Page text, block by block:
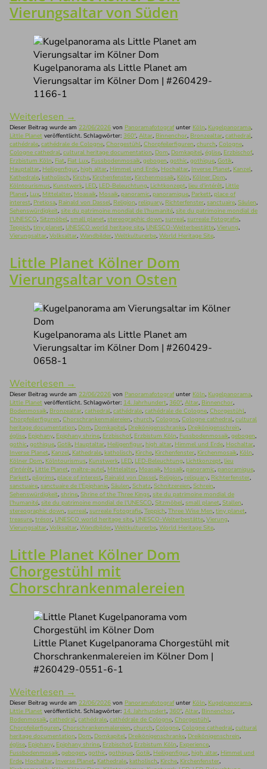
Vierungsaltar von Süden
Kugelpanorama als Little Planet am
Vierungsaltar im Kölner Dom | #260429-
1166-1
Weiterlesen →
Dieser Beitrag wurde am 22/06/2026 von Panoramafotografunter Köln, Kugelpanorama,
Little Planet veröffentlicht. Schlagwörter: 360°, Altar, Binnenchor, Bronzealtar, cathedral,
cathédrale, cathédrale de Cologne, Chorgestühl, Chorpfeilerfiguren, church, Cologne,
Cologne cathedral, cultural heritage documentation, Dom, Domkapitel, église, Erzbischof,
Erzbistum Köln, Fiat, Fiat Lux, Fussbodenmosaik, gebogen, gothic, gothique, Gotik,
Hauptaltar, Heiligenfigur, high altar, Himmel und Erde, Hochaltar, Inverse Planet, Kanzel,
Kathedrale, katholisch, Kirche, Kirchenfenster, Kirchenmosaik, Köln, Kölner Dom,
Kölntourismus, Kunstwerk, LED, LED-Beleuchtung, Lichtkonzept, lieu d'intérêt, Little
Planet, Lux, Mittelalter, Moasaik, Mosaik, panoramic, panoramique, Parkett, place of
interest, Pretiosa, Rainald von Dassel, Religion, reliquary, Richterfenster, sanctuaire, Säulen,
Sehenswürdigkeit, site du patrimoine mondial de l'humanité, site du patrimoine mondial de
l'UNESCO, Sitzmöbel, small planet, stereographic down, surreal, surreale Fotografie,
Teppich, tiny planet, UNESCO world heritage site, UNESCO-Welterbestätte, Vierung,
Vierungsaltar, Volksaltar, Wandbilder, Weltkulturerbe, World Heritage Site.
Little Planet Kölner Dom
Vierungsaltar von Osten
Kugelpanorama als Little Planet am
Vierungsaltar im Kölner Dom | #260429-
0658-1
Weiterlesen →
Dieser Beitrag wurde am 22/06/2026 von Panoramafotografunter Köln, Kugelpanorama,
Little Planet veröffentlicht. Schlagwörter: 14. Jahrhundert, 360°, Altar, Binnenchor,
Bodenmosaik, Bronzealtar, cathedral, cathédrale, cathédrale de Cologne, Chorgestühl,
Chorpfeilerfiguren, Chorschrankenmalereien, church, Cologne, Cologne cathedral, cultural
heritage documentation, Dom, Domkapitel, Dreikönigenschranke, Dreikönigenschrein,
église, Epiphany, Epiphany shrine, Erzbischof, Erzbistum Köln, Fussbodenmosaik, gebogen,
gothic, gothique, Gotik, Hauptaltar, Heiligenfigur, high altar, Himmel und Erde, Hochaltar,
Inverse Planet, Kanzel, Kathedrale, katholisch, Kirche, Kirchenfenster, Kirchenmosaik, Köln,
Kölner Dom, Kölntourismus, Kunstwerk, LED, LED-Beleuchtung, Lichtkonzept, lieu
d'intérêt, Little Planet, maître-autel, Mittelalter, Moasaik, Mosaik, panoramic, panoramique,
Parkett, pilgrims, place of interest, Rainald von Dassel, Religion, reliquary, Richterfenster,
sanctuaire, sanctuaire de l'Epiphanie, Säulen, Schatz, Schnitzereien, Schrein,
Sehenswürdigkeit, shrine, Shrine of the Three Kings, site du patrimoine mondial de
l'humanité, site du patrimoine mondial de l'UNESCO, Sitzmöbel, small planet, Stallen,
stereographic down, surreal, surreale Fotografie, Teppich, Three Wise Men, tiny planet,
treasure, trésor, UNESCO world heritage site, UNESCO-Welterbestätte, Vierung,
Vierungsaltar, Volksaltar, Wandbilder, Weltkulturerbe, World Heritage Site.
Little Planet Kölner Dom
Chorgestühl mit
Chorschrankenmalereien
Little Planet Kugelpanorama Chorgestühl mit
Chorschrankenmalereien im Kölner Dom |
#260429-0551-6-1
Weiterlesen →
Dieser Beitrag wurde am 22/06/2026 von Panoramafotografunter Köln, Kugelpanorama,
Little Planet veröffentlicht. Schlagwörter: 14. Jahrhundert, 360°, Altar, Binnenchor,
Bodenmosaik, cathedral, cathédrale, cathédrale de Cologne, Chorgestühl,
Chorpfeilerfiguren, Chorschrankenmalereien, church, Cologne, Cologne cathedral, cultural
heritage documentation, Dom, Domkapitel, Dreikönigenschranke, Dreikönigenschrein,
église, Epiphany, Epiphany shrine, Erzbischof, Erzbistum Köln, Experience,
Fussbodenmosaik, gebogen, gothic, gothique, Gotik, Heiligenfigur, high altar, Himmel und
Erde, Hochaltar, Inverse Planet, Kathedrale, katholisch, Kirche, Kirchenfenster,